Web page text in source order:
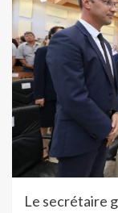
Le secrétaire